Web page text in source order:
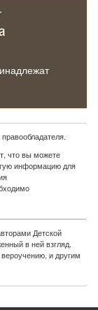
что вы можете
информацию для
Детской
в ней взгляд.
и другим